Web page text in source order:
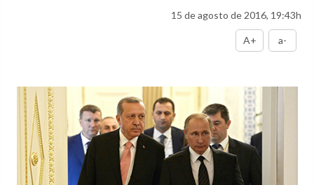
15 de agosto de 2016, 19:43h
A+ a-